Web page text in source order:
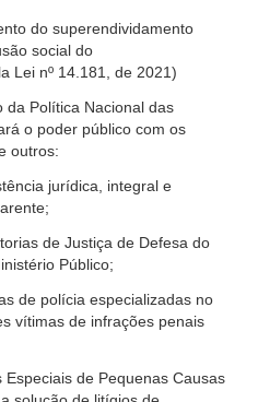
do superendividamento
social do
nº 14.181, de 2021)
da Política Nacional das
o poder público com os
outros:
jurídica, integral e
de Justiça de Defesa do
Público;
de polícia especializadas no
vítimas de infrações penais
Especiais de Pequenas Causas